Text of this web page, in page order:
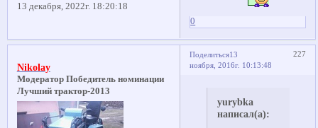
13 декабря, 2022г. 18:20:18
0
Поделиться 227
13
ноября, 2016г. 10:13:48
Nikolay
Модератор Победитель номинации
Лучший трактор-2013
yurybka
написал(а):